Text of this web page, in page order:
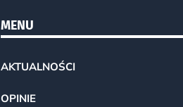
MENU
AKTUALNOŚCI
OPINIE